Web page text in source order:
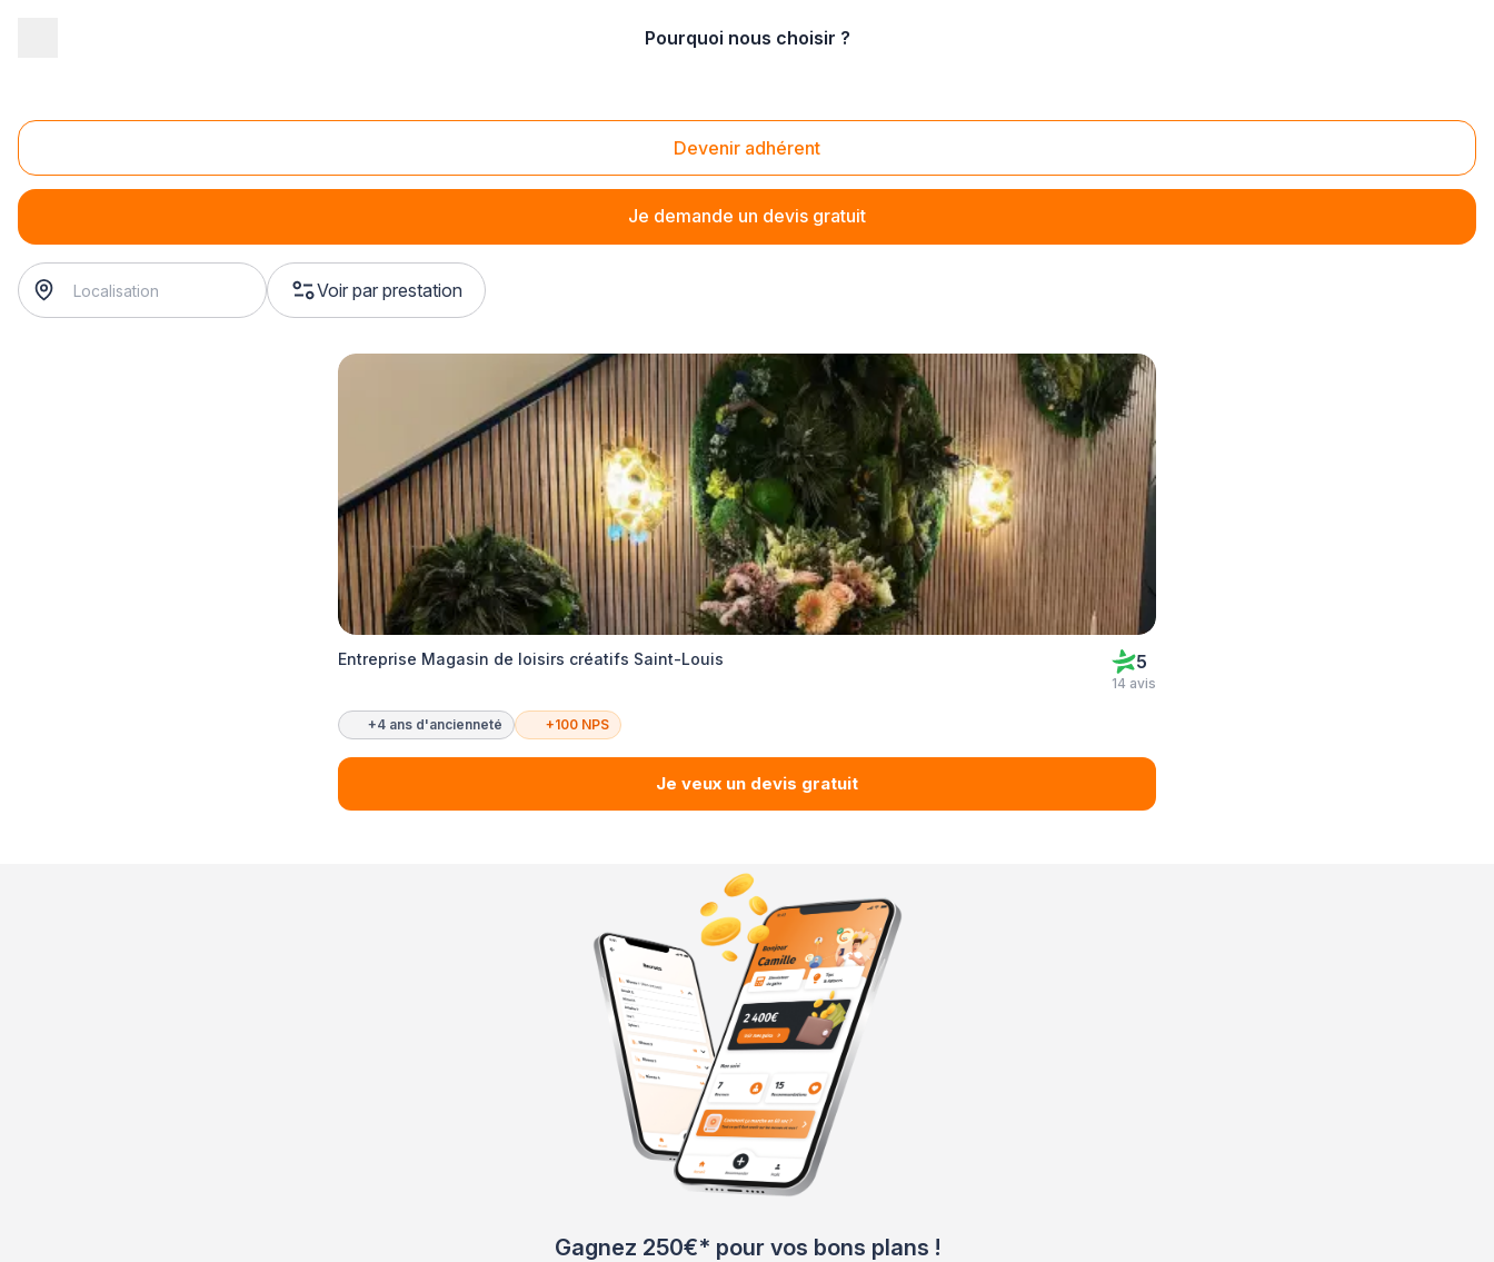
Pourquoi nous choisir ?
Devenir adhérent
Je demande un devis gratuit
Ateliers scrapbooking
Ateliers scrapbooking
Voir par prestation
Entreprise Magasin de loisirs créatifs Saint-Louis 5
14 avis
+4 ans d'ancienneté +100 NPS
Je veux un devis gratuit
Gagnez 250€* pour vos bons plans !